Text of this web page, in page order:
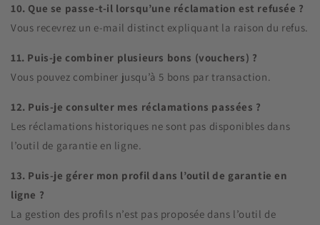
10. Que se passe-t-il lorsqu’une réclamation est refusée ?
Vous recevrez un e-mail distinct expliquant la raison du refus.
11. Puis-je combiner plusieurs bons (vouchers) ?
Vous pouvez combiner jusqu’à 5 bons par transaction.
12. Puis-je consulter mes réclamations passées ?
Les réclamations historiques ne sont pas disponibles dans
l’outil de garantie en ligne.
13. Puis-je gérer mon profil dans l’outil de garantie en
ligne ?
La gestion des profils n’est pas proposée dans l’outil de